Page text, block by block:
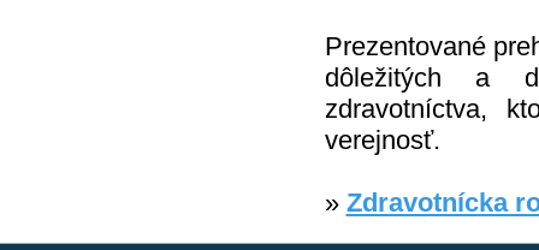
Prezentované
dôležitých a
zdravotníctva,
verejnosť.
» Zdravotnícka